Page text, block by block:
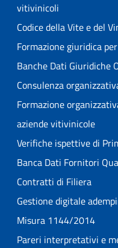
vitivinicoli
Codice della Vite e del
Formazione giuridica
Banche Dati Giuridiche
Consulenza
Formazione
aziende vitivinicole
Verifiche ispettive di
Banca Dati Fornitori
Contratti di Filiera
Gestione digitale
Misura 1144/2014
Pareri interpretativi e